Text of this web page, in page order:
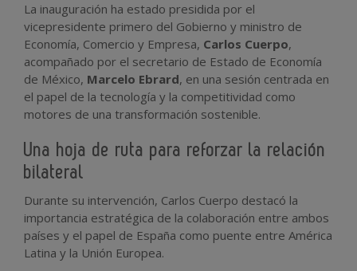
La inauguración ha estado presidida por el
vicepresidente primero del Gobierno y ministro de
Economía, Comercio y Empresa, Carlos Cuerpo,
acompañado por el secretario de Estado de Economía
de México, Marcelo Ebrard, en una sesión centrada en
el papel de la tecnología y la competitividad como
motores de una transformación sostenible.
Una hoja de ruta para reforzar la relación
bilateral
Durante su intervención, Carlos Cuerpo destacó la
importancia estratégica de la colaboración entre ambos
países y el papel de España como puente entre América
Latina y la Unión Europea.